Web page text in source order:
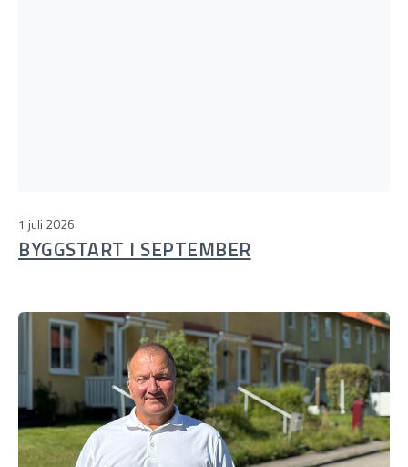
1 juli 2026
BYGGSTART I SEPTEMBER